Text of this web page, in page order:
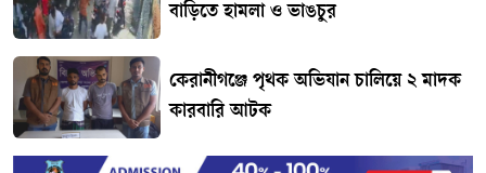
বাড়িতে হামলা ও ভাঙচুর
কেরানীগঞ্জে পৃথক অভিযান চালিয়ে ২ মাদক
কারবারি আটক